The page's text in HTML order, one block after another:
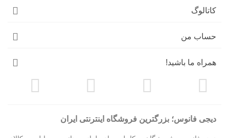
کاتالوگ
حساب من
همراه ما باشید!
دیجی فانوس؛ بزرگترین فروشگاه اینترنتی ایران